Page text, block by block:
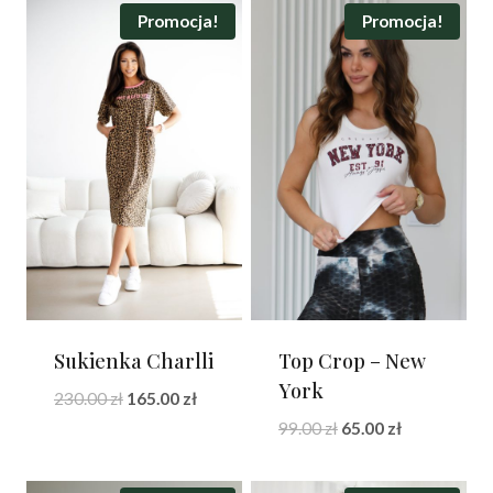
Promocja!
Sukienka Charlli
230.00zł Pierwotna
165.00 złAktualna
Promocja!
Top Crop – New
York
99.00zł Pierwotna
wynosiła:
65.00 złAktualna
wynosi: